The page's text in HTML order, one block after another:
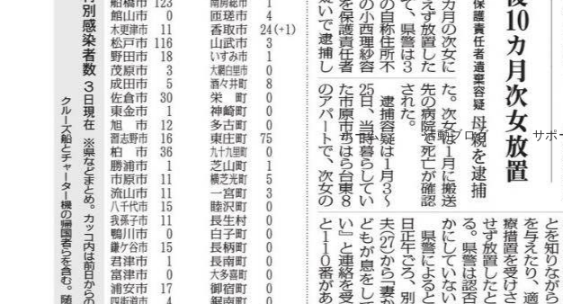
ホーム 活動ブログ サポ
kankiu-mainichi2
広報・PR 石井貴美子